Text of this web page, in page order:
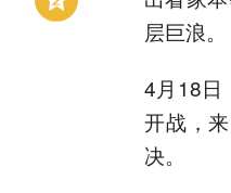
层巨浪。
4月18日
开战，
决。